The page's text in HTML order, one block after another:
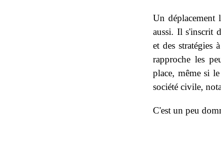
Un déplacement
aussi. Il s'inscrit
et des stratégies
rapproche les
place, même si
société civile,
C'est un peu